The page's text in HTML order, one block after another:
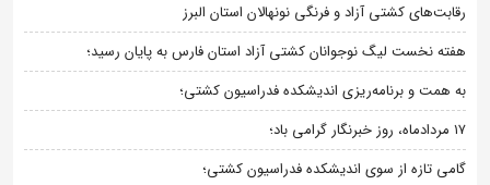
رقابت‌های کشتی آزاد و فرنگی نونهالان استان البرز
هفته نخست لیگ نوجوانان کشتی آزاد استان فارس به پایان رسید؛
به همت و برنامه‌ریزی اندیشکده فدراسیون کشتی؛
۱۷ مردادماه، روز خبرنگار گرامی باد؛
گامی تازه از سوی اندیشکده فدراسیون کشتی؛